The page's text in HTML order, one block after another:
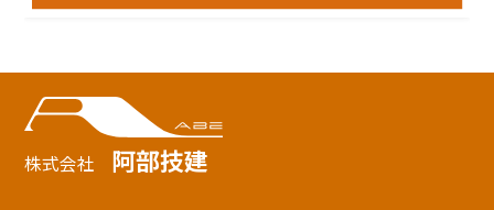
株式会社 阿部技建